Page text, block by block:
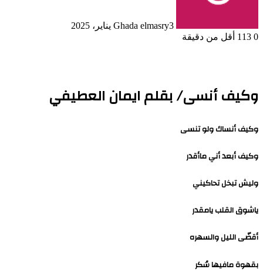
Ghada elmasry3 يناير، 2025
0
أقل من دقيقة
وكيف أنسى/ بقلم ايمان العطيفي
وكيف أنساك ولو تنسى
وكيف أبعد أني ماأقدر
وليش تبخل تحاكيني
ياشوق القلب يامقدر
أقضّى الليل والسهره
بقهوة مافيها سُكر